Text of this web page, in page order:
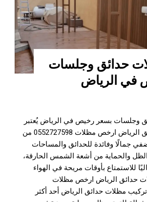
حدائق وجلسات
في الرياض
وجلسات بسعر رخيص في الرياض يُعتبر
تركيب مظلات حدائق الرياض ارخص مظلات 0552727598 من
جمالًا وفائدة للحدائق والمساحات
الظل والحماية من أشعة الشمس الحارقة،
للاستمتاع بأوقات مريحة في الهواء
حدائق الرياض ارخص مظلات
تعتبر تركيب مظلات حدائق الرياض أحد أكثر